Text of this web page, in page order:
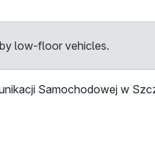
low-floor vehicles.
Samochodowej w